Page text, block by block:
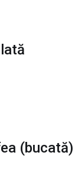
(bucată)